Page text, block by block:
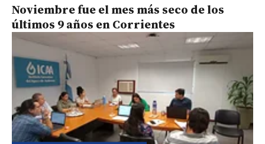
Noviembre fue el mes más seco de los
últimos 9 años en Corrientes